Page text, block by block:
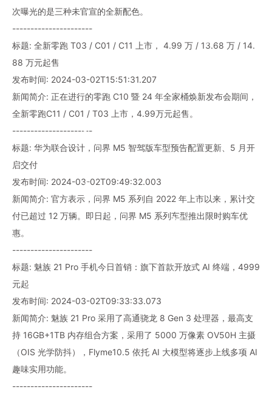
次曝光的是三种未官宣的全新配色。
----------------------
标题: 全新零跑 T03 / C01 / C11 上市， 4.99 万 / 13.68 万 / 14.
88 万元起售
发布时间: 2024-03-02T15:51:31.207
新闻简介: 正在进行的零跑 C10 暨 24 年全家桶焕新发布会期间，
全新零跑C11 / C01 / T03 上市，4.99万元起售。
----------------------
标题: 华为联合设计，问界 M5 智驾版车型预告配置更新、5 月开
启交付
发布时间: 2024-03-02T09:49:32.003
新闻简介: 官方表示，问界 M5 系列自 2022 年上市以来，累计交
付已超过 12 万辆。即日起，问界 M5 系列车型推出限时购车优
惠。
----------------------
标题: 魅族 21 Pro 手机今日首销：旗下首款开放式 AI 终端，4999
元起
发布时间: 2024-03-02T09:33:33.073
新闻简介: 魅族 21 Pro 采用了高通骁龙 8 Gen 3 处理器，最高支
持 16GB+1TB 内存组合方案，采用了 5000 万像素 OV50H 主摄
（OIS 光学防抖），Flyme10.5 依托 AI 大模型将逐步上线多项 AI
趣味实用功能。
----------------------